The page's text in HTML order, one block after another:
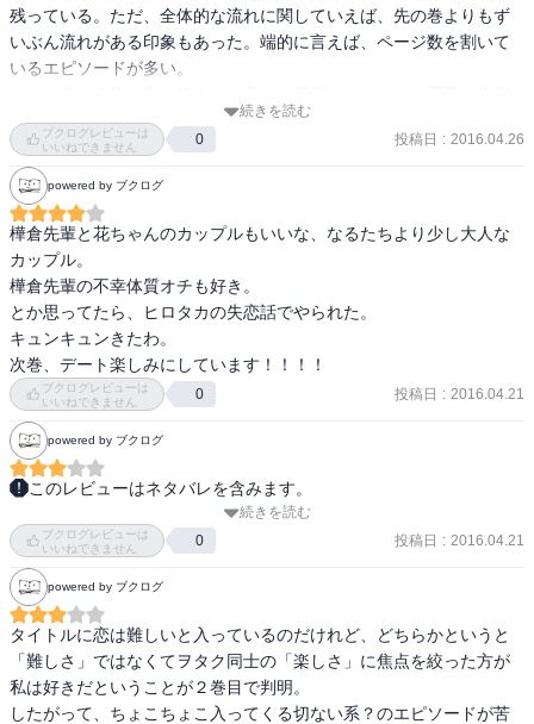
残っている。ただ、全体的な流れに関していえば、先の巻よりもず
いぶん流れがある印象もあった。端的に言えば、ページ数を割いて
いるエピソードが多い。
当と評価している。ただ、さすがに年一という刊行速度の問題は気
になるところだ。
続きを読む
ブクログレビューは
いいねできません
0 投稿日 : 2016.04.26
powered by ブクログ
樺倉先輩と花ちゃんのカップルもいいな、なるたちより少し大人な
カップル。
樺倉先輩の不幸体質オチも好き。
とか思ってたら、ヒロタカの失恋話でやられた。
キュンキュンきたわ。
次巻、デート楽しみにしています！！！！
ブクログレビューは
いいねできません
0 投稿日 : 2016.04.21
powered by ブクログ
このレビューはネタバレを含みます。
1年ぶりに新刊が出たので１巻どんなだったっけ？と読み直してから
読んだ。あぁ、こういう話だったね(笑)１巻と同様に分かるネタと分
からんネタがあったな。笑かしてくれるのもあったけど。新キャラ
でヒロタカの弟登場。ヲタではない彼の存在がこの巻の癒しであり
笑いのツボだったｗｗ彼とのギャップとかね。みんな楽しそうなヲ
タクで羨ましい限り(笑)
続きを読む
ブクログレビューは
いいねできません
0 投稿日 : 2016.04.21
powered by ブクログ
タイトルに恋は難しいと入っているのだけれど、どちらかというと
「難しさ」ではなくてヲタク同士の「楽しさ」に焦点を絞った方が
私は好きだということが２巻目で判明。
したがって、ちょこちょこ入ってくる切ない系？のエピソードが苦